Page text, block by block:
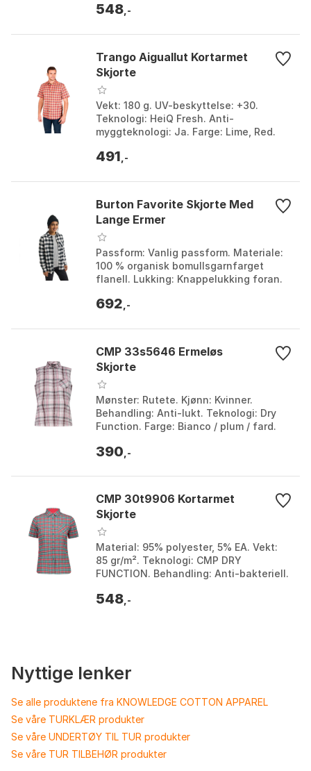
concrete, Blue. Størrelse: XS, X...
548 ,-
Trango Aiguallut Kortarmet
Skjorte
Vekt: 180 g. UV-beskyttelse: +30.
Teknologi: HeiQ Fresh. Anti-
myggteknologi: Ja. Farge: Lime, Red.
491 ,-
Burton Favorite Skjorte Med
Lange Ermer
Passform: Vanlig passform. Materiale:
100 % organisk bomullsgarnfarget
flanell. Lukking: Knappelukking foran.
skjortehalekant...
692 ,-
CMP 33s5646 Ermeløs
Skjorte
Mønster: Rutete. Kjønn: Kvinner.
Behandling: Anti-lukt. Teknologi: Dry
Function. Farge: Bianco / plum / fard.
390 ,-
CMP 30t9906 Kortarmet
Skjorte
Material: 95% polyester, 5% EA. Vekt:
85 gr/m². Teknologi: CMP DRY
FUNCTION. Behandling: Anti-bakteriell.
548 ,-
Nyttige lenker
Se alle produktene fra KNOWLEDGE COTTON APPAREL
Se våre TURKLÆR produkter
Se våre UNDERTØY TIL TUR produkter
Se våre TUR TILBEHØR produkter